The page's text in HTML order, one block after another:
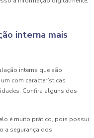
interna mais
interna que são
com características
Confira alguns dos
é muito prático, pois possui
a segurança dos